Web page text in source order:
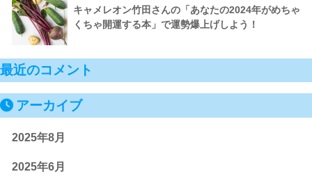
キャメレオン竹田さんの「あなたの2024年がめちゃ
くちゃ開運する本」で運勢爆上げしよう！
最近のコメント
アーカイブ
2025年8月
2025年6月